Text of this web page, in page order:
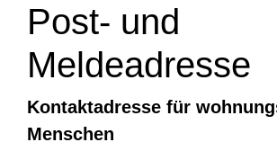
Post- und
Meldeadresse
Kontaktadresse für
Menschen